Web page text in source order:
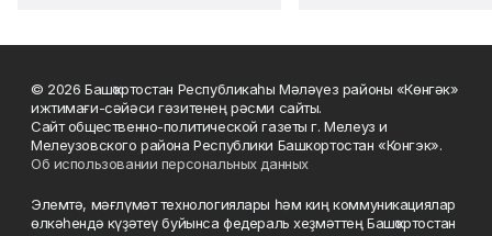
© 2026 Башҡортостан Республикаһы Мәләүез районы «Көнгәк»
ижтимағи-сәйәси гәзитенең рәсми сайты.
Сайт общественно-политической газеты г. Мелеуз и
Мелеузовского района Республики Башкортостан «Конгэк».
Об использовании персональных данных
Элемтә, мәғлүмәт технологиялары һәм киң коммуникациялар
өлкәһендә күҙәтеү буйынса федераль хеҙмәттең Башҡортостан